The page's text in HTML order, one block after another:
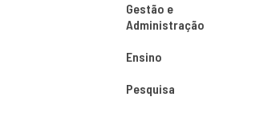
Gestão e
Administração
Ensino
Pesquisa